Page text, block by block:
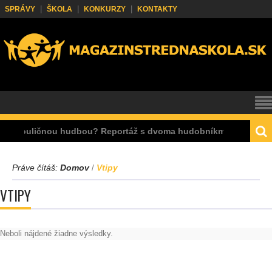
SPRÁVY ŠKOLA KONKURZY KONTAKTY
s pouličnou hudbou? Reportáž s dvoma hudobníkmi.
Práve čítáš: Domov/ Vtipy
VTIPY
Neboli nájdené žiadne výsledky.